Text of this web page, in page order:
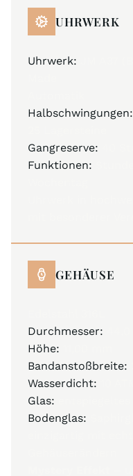
UHRWERK
Uhrwerk:
Halbschwingungen:
Gangreserve:
Funktionen:
GEHÄUSE
Durchmesser:
Höhe:
Bandanstoßbreite:
Wasserdicht:
Glas:
Bodenglas: